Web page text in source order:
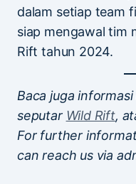
dalam setiap team
siap mengawal tim
Rift tahun 2024.
Baca juga
seputar Wild Rift,
For further
can reach us via